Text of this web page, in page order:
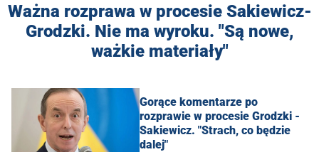
Ważna rozprawa w procesie Sakiewicz-
Grodzki. Nie ma wyroku. "Są nowe,
ważkie materiały"
Gorące komentarze po
rozprawie w procesie Grodzki -
Sakiewicz. "Strach, co będzie
dalej"